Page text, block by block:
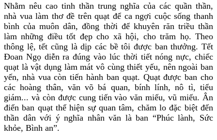
Nhằm nêu cao tinh thần trung nghĩa của các quần thần,
nhà vua làm thơ đề trên quạt để ca ngợi cuộc sống thanh
bình của muôn dân, đồng thời để khuyên răn triều thần
làm những điều tốt đẹp cho xã hội, cho trăm họ. Theo
thông lệ, tết cũng là dịp các bề tôi được ban thưởng. Tết
Đoan Ngọ diễn ra đúng vào lúc thời tiết nóng nực, chiếc
quạt là vật dụng làm mát vô cùng thiết yếu, nên ngoài ban
yến, nhà vua còn tiến hành ban quạt. Quạt được ban cho
các hoàng thân, văn võ bá quan, bính lính, nô tì, tiểu
giám... và còn được cung tiến vào văn miếu, vũ miếu. Ân
điển ban quạt thể hiện sự quan tâm, chăm lo đặc biệt đến
thần dân với ý nghĩa nhân văn là ban “Phúc lành, Sức
khỏe, Bình an”.